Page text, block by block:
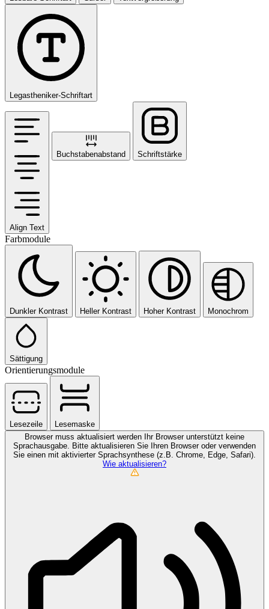
Legastheniker-Schriftart
Align Text
Buchstabenabstand Schriftstärke
Farbmodule
Dunkler Kontrast Heller Kontrast Hoher Kontrast Monochrom
Sättigung
Orientierungsmodule
Lesezeile
Lesemaske
Browser muss aktualisiert werden
Ihr Browser unterstützt keine
Sprachausgabe. Bitte aktualisieren Sie Ihren Browser oder verwenden
Sie einen mit aktivierter Sprachsynthese (z.B. Chrome, Edge, Safari).
Wie aktualisieren?